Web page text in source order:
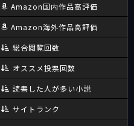
Amazon国内作品高評価
Amazon海外作品高評価
総合閲覧回数
オススメ投票回数
読書した人が多い小説
サイトランク